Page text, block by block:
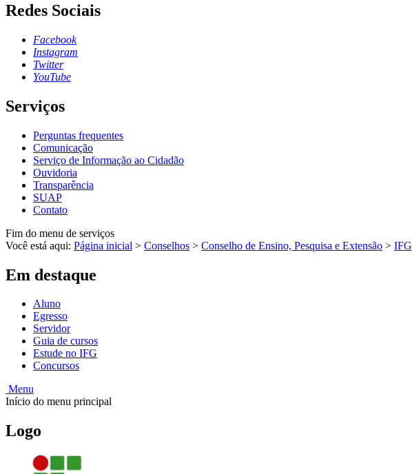
Redes Sociais
Facebook
Instagram
Twitter
YouTube
Serviços
Perguntas frequentes
Comunicação
Serviço de Informação ao Cidadão
Ouvidoria
Transparência
SUAP
Contato
Fim do menu de serviços
Você está aqui: Página inicial > Conselhos > Conselho de Ensino, Pesquisa e Extensão > IFG
Em destaque
Aluno
Egresso
Servidor
Guia de cursos
Estude no IFG
Concursos
Menu
Início do menu principal
Logo